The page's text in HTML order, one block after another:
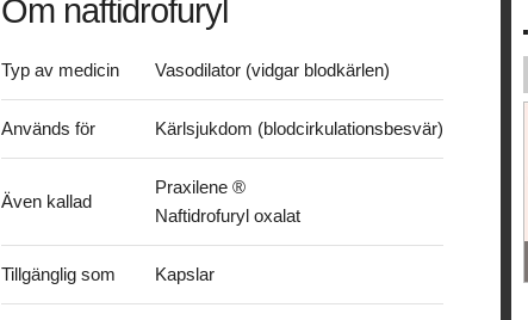
Om naftidrofuryl
Typ av medicin Vasodilator (vidgar blodkärlen)
Används för Kärlsjukdom (blodcirkulationsbesvär)
Även kallad
Praxilene ®
Naftidrofuryl oxalat
Tillgänglig som Kapslar